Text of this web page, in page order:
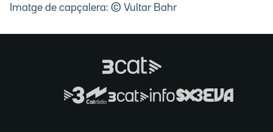
Imatge de capçalera: © Vultar Bahr